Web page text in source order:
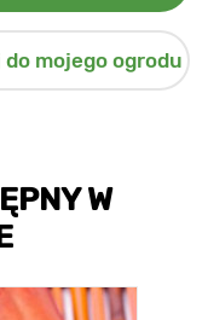
do mojego ogrodu
W